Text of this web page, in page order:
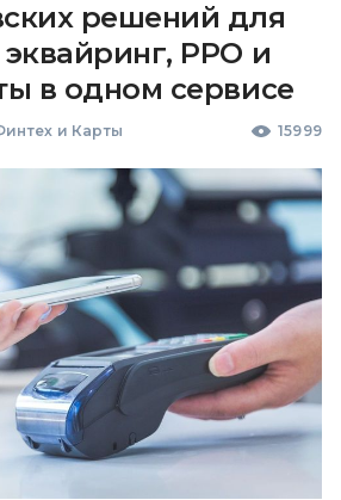
решений для
РРО и
в одном сервисе
и Карты 15999